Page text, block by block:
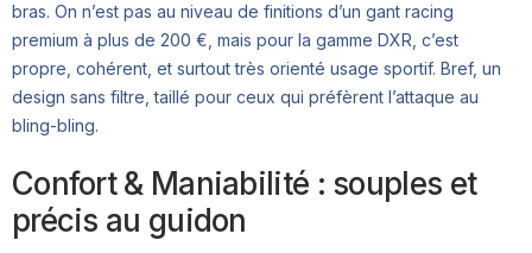
bras. On n’est pas au niveau de finitions d’un gant racing
premium à plus de 200 €, mais pour la gamme DXR, c’est
propre, cohérent, et surtout très orienté usage sportif. Bref, un
design sans filtre, taillé pour ceux qui préfèrent l’attaque au
bling-bling.
Confort & Maniabilité : souples et
précis au guidon